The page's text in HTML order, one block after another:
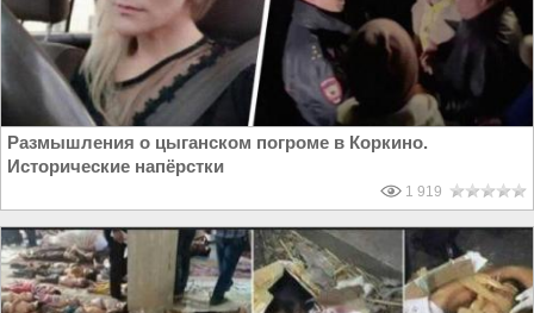
Размышления о цыганском погроме в Коркино.
Исторические напёрстки
1 919